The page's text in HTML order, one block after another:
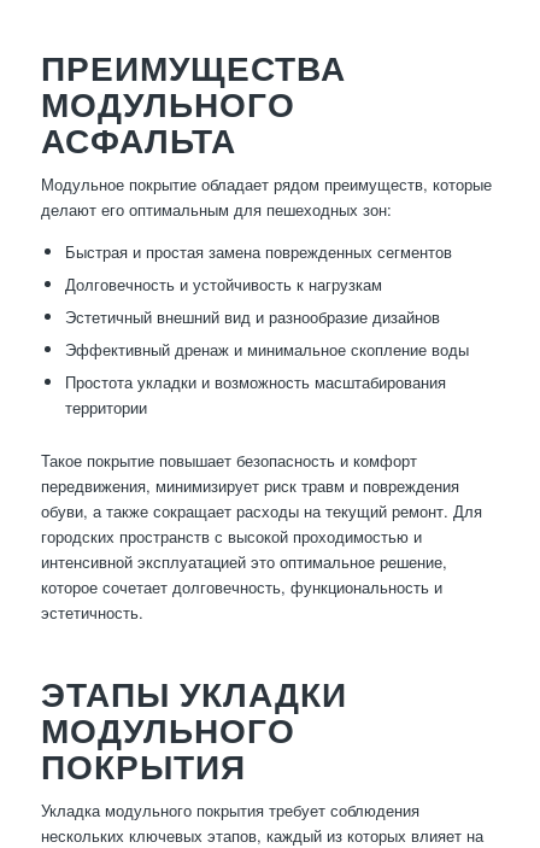
ПРЕИМУЩЕСТВА
МОДУЛЬНОГО
АСФАЛЬТА
Модульное покрытие обладает рядом преимуществ, которые
делают его оптимальным для пешеходных зон:
Быстрая и простая замена поврежденных сегментов
Долговечность и устойчивость к нагрузкам
Эстетичный внешний вид и разнообразие дизайнов
Эффективный дренаж и минимальное скопление воды
Простота укладки и возможность масштабирования
территории
Такое покрытие повышает безопасность и комфорт
передвижения, минимизирует риск травм и повреждения
обуви, а также сокращает расходы на текущий ремонт. Для
городских пространств с высокой проходимостью и
интенсивной эксплуатацией это оптимальное решение,
которое сочетает долговечность, функциональность и
эстетичность.
ЭТАПЫ УКЛАДКИ
МОДУЛЬНОГО
ПОКРЫТИЯ
Укладка модульного покрытия требует соблюдения
нескольких ключевых этапов, каждый из которых влияет на